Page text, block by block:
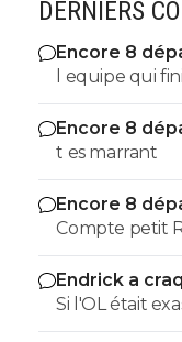
DERNIERS
Encore 8
valser à l'OL
l equipe qui
Encore 8
valser à l'OL
t es marrant
Encore 8
valser à l'OL
Compte petit
Endrick a
Real
Si l'OL était
suivrait pas de très